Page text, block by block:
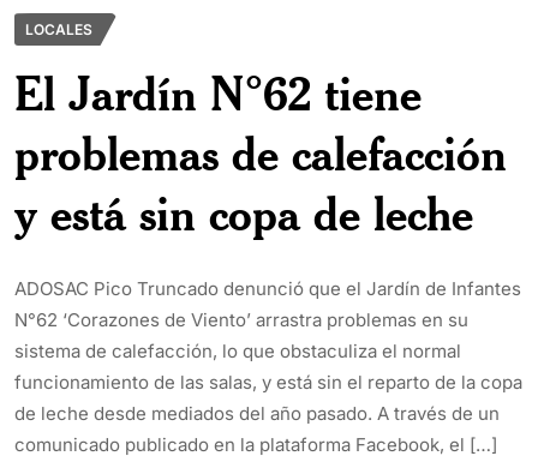
LOCALES
El Jardín N°62 tiene
problemas de calefacción
y está sin copa de leche
ADOSAC Pico Truncado denunció que el Jardín de Infantes
N°62 ‘Corazones de Viento’ arrastra problemas en su
sistema de calefacción, lo que obstaculiza el normal
funcionamiento de las salas, y está sin el reparto de la copa
de leche desde mediados del año pasado. A través de un
comunicado publicado en la plataforma Facebook, el […]